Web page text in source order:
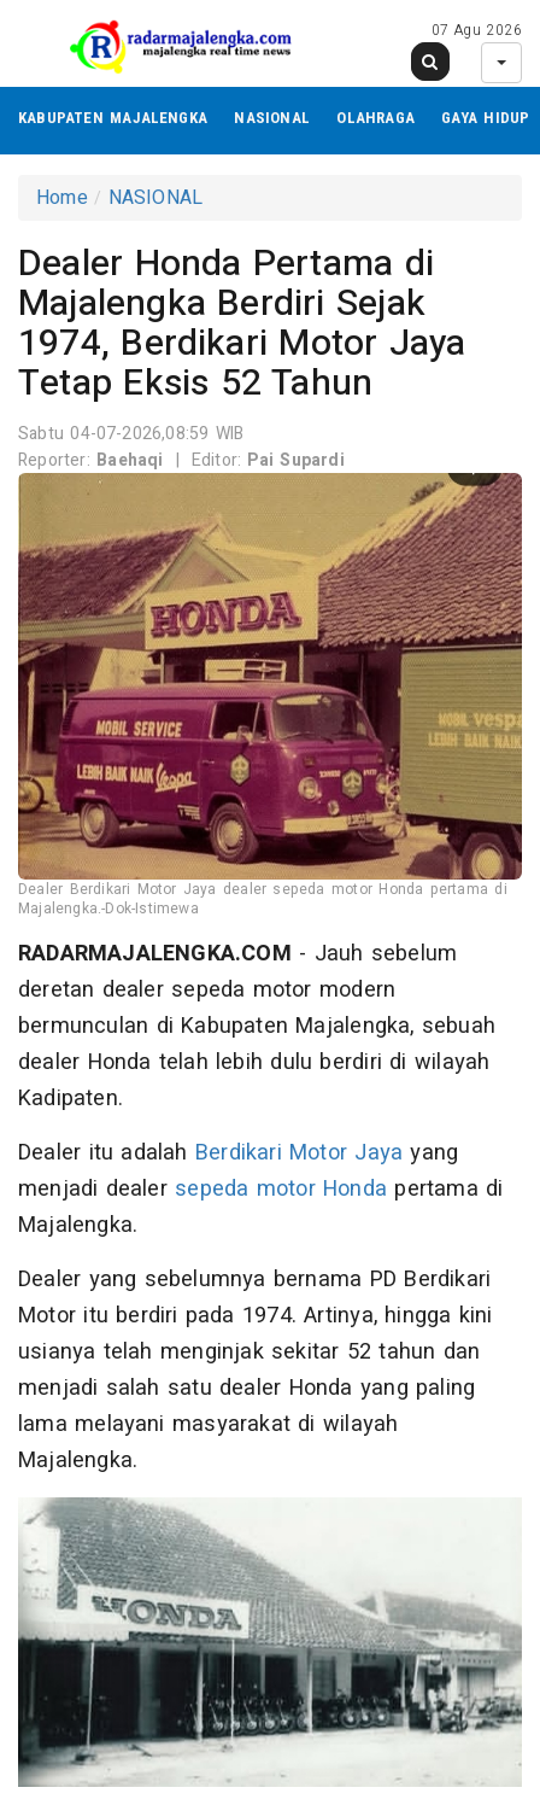
07 Agu 2026
KABUPATEN MAJALENGKA NASIONAL OLAHRAGA GAYA HIDUP
Home NASIONAL
Dealer Honda Pertama di
Majalengka Berdiri Sejak
1974, Berdikari Motor Jaya
Tetap Eksis 52 Tahun
Sabtu 04-07-2026,08:59 WIB
Reporter: Baehaqi | Editor: Pai Supardi
Dealer Berdikari Motor Jaya dealer sepeda motor Honda pertama di
Majalengka.-Dok-Istimewa
RADARMAJALENGKA.COM - Jauh sebelum
deretan dealer sepeda motor modern
bermunculan di Kabupaten Majalengka, sebuah
dealer Honda telah lebih dulu berdiri di wilayah
Kadipaten.
Dealer itu adalah Berdikari Motor Jaya yang
menjadi dealer sepeda motor Honda pertama di
Majalengka.
Dealer yang sebelumnya bernama PD Berdikari
Motor itu berdiri pada 1974. Artinya, hingga kini
usianya telah menginjak sekitar 52 tahun dan
menjadi salah satu dealer Honda yang paling
lama melayani masyarakat di wilayah
Majalengka.